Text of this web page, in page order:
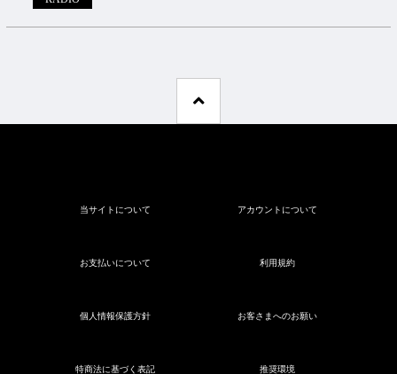
当サイトについて アカウントについて
お支払いについて 利用規約
個人情報保護方針 お客さまへのお願い
特商法に基づく表記 推奨環境